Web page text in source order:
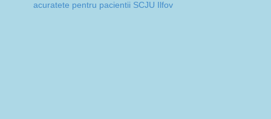
acuratete pentru pacientii SCJU Ilfov